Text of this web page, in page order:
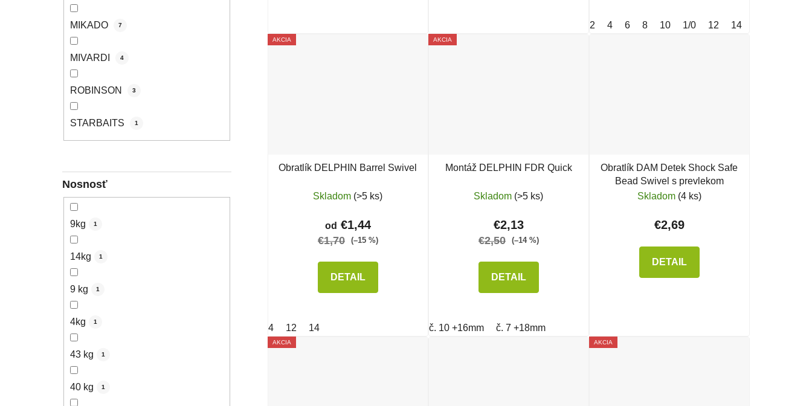
MIKADO 7
MIVARDI 4
ROBINSON 3
STARBAITS 1
Nosnosť
9kg 1
14kg 1
9 kg 1
4kg 1
43 kg 1
40 kg 1
2 4 6 8 10 1/0 12 14
AKCIA
Obratlík DELPHIN Barrel Swivel
Skladom (>5 ks)
od €1,44
€1,70 (–15 %)
DETAIL
4 12 14
AKCIA
Montáž DELPHIN FDR Quick
Skladom (>5 ks)
€2,13
€2,50 (–14 %)
DETAIL
č. 10 +16mm č. 7 +18mm
Obratlík DAM Detek Shock Safe
Bead Swivel s prevlekom
Skladom (4 ks)
€2,69
DETAIL
AKCIA AKCIA